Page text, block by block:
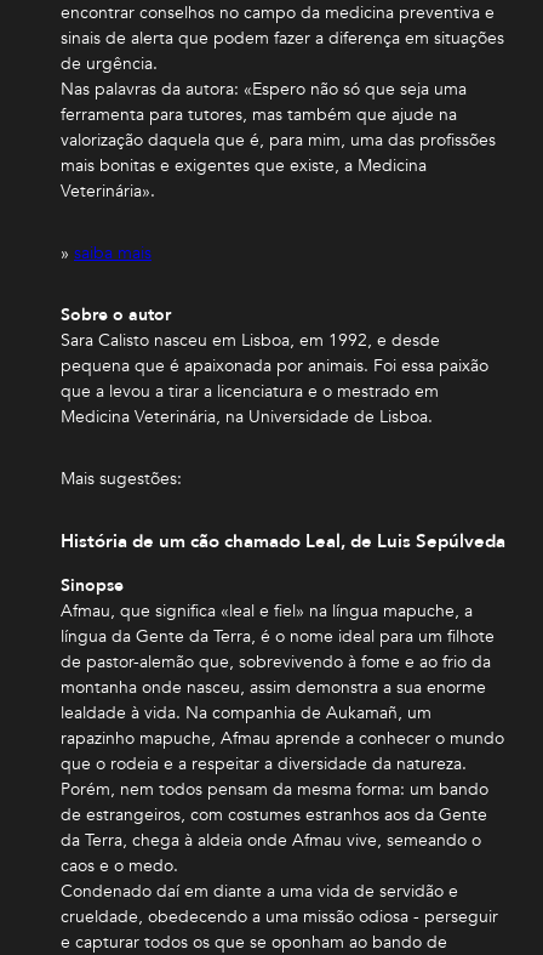
encontrar conselhos no campo da medicina preventiva e
sinais de alerta que podem fazer a diferença em situações
de urgência.
Nas palavras da autora: «Espero não só que seja uma
ferramenta para tutores, mas também que ajude na
valorização daquela que é, para mim, uma das profissões
mais bonitas e exigentes que existe, a Medicina
Veterinária».
» saiba mais
Sobre o autor
Sara Calisto nasceu em Lisboa, em 1992, e desde
pequena que é apaixonada por animais. Foi essa paixão
que a levou a tirar a licenciatura e o mestrado em
Medicina Veterinária, na Universidade de Lisboa.
Mais sugestões:
História de um cão chamado Leal, de Luis Sepúlveda
Sinopse
Afmau, que significa «leal e fiel» na língua mapuche, a
língua da Gente da Terra, é o nome ideal para um filhote
de pastor-alemão que, sobrevivendo à fome e ao frio da
montanha onde nasceu, assim demonstra a sua enorme
lealdade à vida. Na companhia de Aukamañ, um
rapazinho mapuche, Afmau aprende a conhecer o mundo
que o rodeia e a respeitar a diversidade da natureza.
Porém, nem todos pensam da mesma forma: um bando
de estrangeiros, com costumes estranhos aos da Gente
da Terra, chega à aldeia onde Afmau vive, semeando o
caos e o medo.
Condenado daí em diante a uma vida de servidão e
crueldade, obedecendo a uma missão odiosa - perseguir
e capturar todos os que se oponham ao bando de